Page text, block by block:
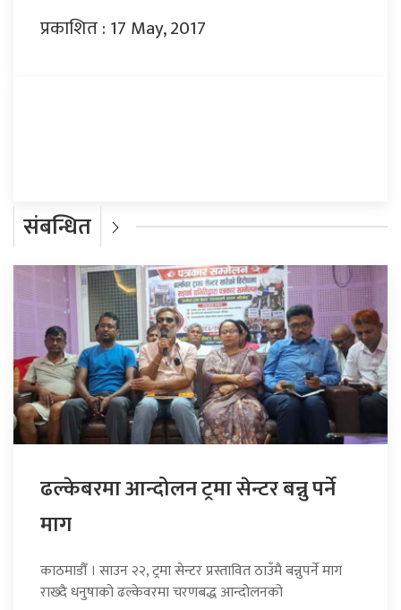
प्रकाशित : 17 May, 2017
संबन्धित
ढल्केबरमा आन्दोलन ट्रमा सेन्टर बन्नु पर्ने
माग
काठमाडौँ । साउन २२, ट्रमा सेन्टर प्रस्तावित ठाउँमै बन्नुपर्ने माग
राख्दै धनुषाको ढल्केवरमा चरणबद्ध आन्दोलनको